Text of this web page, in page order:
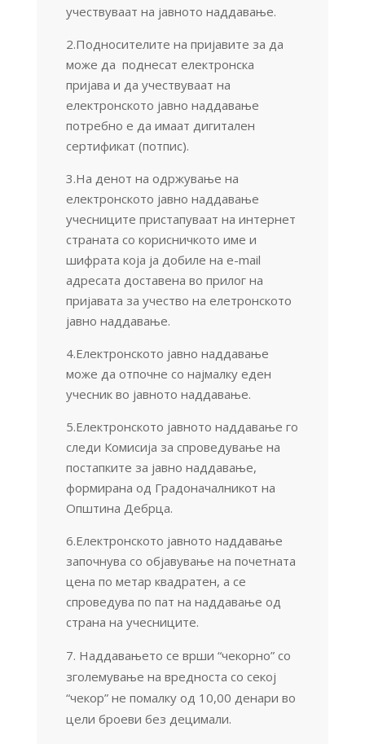
учествуваат на јавното наддавање.
2.Подносителите на пријавите за да
може да поднесат електронска
пријава и да учествуваат на
електронското јавно наддавање
потребно е да имаат дигитален
сертификат (потпис).
3.На денот на одржување на
електронското јавно наддавање
учесниците пристапуваат на интернет
страната со корисничкото име и
шифрата која ја добиле на e-mail
адресата доставена во прилог на
пријавата за учество на елетронското
јавно наддавање.
4.Електронското јавно наддавање
може да отпочне со најмалку еден
учесник во јавното наддавање.
5.Електронското јавното наддавање го
следи Комисија за спроведување на
постапките за јавно наддавање,
формирана од Градоначалникот на
Општина Дебрца.
6.Електронското јавното наддавање
започнува со објавување на почетната
цена по метар квадратен, а се
спроведува по пат на наддавање од
страна на учесниците.
Наддавањето се врши “чекорно” со
зголемување на вредноста со секој
“чекор” не помалку од 10,00 денари во
цели броеви без децимали.